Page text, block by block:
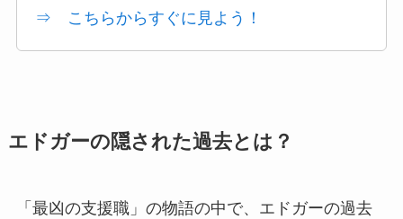
⇒ こちらからすぐに見よう！
エドガーの隠された過去とは？
「最凶の支援職」の物語の中で、エドガーの過去